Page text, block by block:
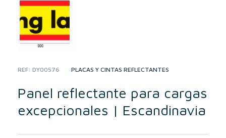
REF:DY00576
CATEGORY:PLACAS Y CINTAS REFLECTANTES
Panel reflectante para cargas
excepcionales | Escandinavia